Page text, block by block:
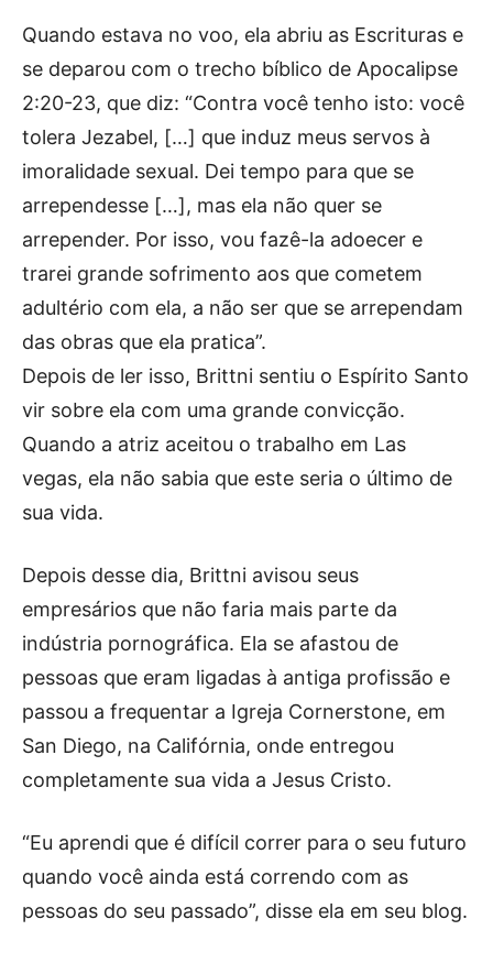
Quando estava no voo, ela abriu as Escrituras e
se deparou com o trecho bíblico de Apocalipse
2:20-23, que diz: “Contra você tenho isto: você
tolera Jezabel, […] que induz meus servos à
imoralidade sexual. Dei tempo para que se
arrependesse […], mas ela não quer se
arrepender. Por isso, vou fazê-la adoecer e
trarei grande sofrimento aos que cometem
adultério com ela, a não ser que se arrependam
das obras que ela pratica”.
Depois de ler isso, Brittni sentiu o Espírito Santo
vir sobre ela com uma grande convicção.
Quando a atriz aceitou o trabalho em Las
vegas, ela não sabia que este seria o último de
sua vida.
Depois desse dia, Brittni avisou seus
empresários que não faria mais parte da
indústria pornográfica. Ela se afastou de
pessoas que eram ligadas à antiga profissão e
passou a frequentar a Igreja Cornerstone, em
San Diego, na Califórnia, onde entregou
completamente sua vida a Jesus Cristo.
“Eu aprendi que é difícil correr para o seu futuro
quando você ainda está correndo com as
pessoas do seu passado”, disse ela em seu blog.